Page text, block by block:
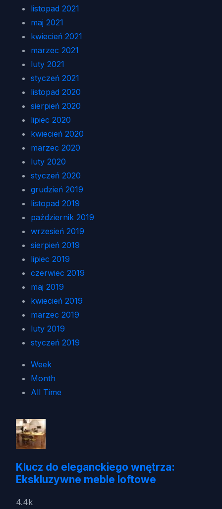
listopad 2021
maj 2021
kwiecień 2021
marzec 2021
luty 2021
styczeń 2021
listopad 2020
sierpień 2020
lipiec 2020
kwiecień 2020
marzec 2020
luty 2020
styczeń 2020
grudzień 2019
listopad 2019
październik 2019
wrzesień 2019
sierpień 2019
lipiec 2019
czerwiec 2019
maj 2019
kwiecień 2019
marzec 2019
luty 2019
styczeń 2019
Week
Month
All Time
Klucz do eleganckiego wnętrza:
Ekskluzywne meble loftowe
4.4k